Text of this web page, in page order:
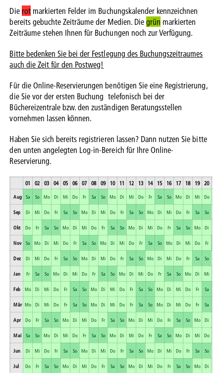
Die rotmarkierten Felder im Buchungskalender kennzeichnen
bereits gebuchte Zeiträume der Medien. Diegrün markierten
Zeiträume stehen Ihnen für Buchungen noch zur Verfügung.
Bitte bedenken Sie bei der Festlegung des Buchungszeitraumes
auch die Zeit für den Postweg!
Für die Online-Reservierungen benötigen Sie eine Registrierung,
die Sie vor der ersten Buchung telefonisch bei der
Büchereizentrale bzw. den zuständigen Beratungsstellen
vornehmen lassen können.
Haben Sie sich bereits registrieren lassen? Dann nutzen Sie bitte
den unten angelegten Log-in-Bereich für Ihre Online-
Reservierung.
01 02 03 04 05 06 07 08 09 10 11 12 13 14 15 16 17 18 19 20
Aug Sa So Mo Di Mi Do Fr Sa So Mo Di Mi Do Fr Sa So Mo Di Mi Do
Sep Di Mi Do Fr Sa So Mo Di Mi Do Fr Sa So Mo Di Mi Do Fr Sa So
Okt Do Fr Sa So Mo Di Mi Do Fr Sa So Mo Di Mi Do Fr Sa So Mo Di
Nov So Mo Di Mi Do Fr Sa So Mo Di Mi Do Fr Sa So Mo Di Mi Do Fr
Dez Di Mi Do Fr Sa So Mo Di Mi Do Fr Sa So Mo Di Mi Do Fr Sa So
Jan Fr Sa So Mo Di Mi Do Fr Sa So Mo Di Mi Do Fr Sa So Mo Di Mi
Feb Mo Di Mi Do Fr Sa So Mo Di Mi Do Fr Sa So Mo Di Mi Do Fr Sa
Mär Mo Di Mi Do Fr Sa So Mo Di Mi Do Fr Sa So Mo Di Mi Do Fr Sa
Apr Do Fr Sa So Mo Di Mi Do Fr Sa So Mo Di Mi Do Fr Sa So Mo Di
Mai Sa So Mo Di Mi Do Fr Sa So Mo Di Mi Do Fr Sa So Mo Di Mi Do
Jun Di Mi Do Fr Sa So Mo Di Mi Do Fr Sa So Mo Di Mi Do Fr Sa So
Jul Do Fr Sa So Mo Di Mi Do Fr Sa So Mo Di Mi Do Fr Sa So Mo Di